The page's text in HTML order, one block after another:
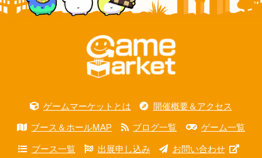
ゲームマーケットとは 開催概要＆アクセス
ブース＆ホールMAP ブログ一覧 ゲーム一覧
ブース一覧 出展申し込み お問い合わせ